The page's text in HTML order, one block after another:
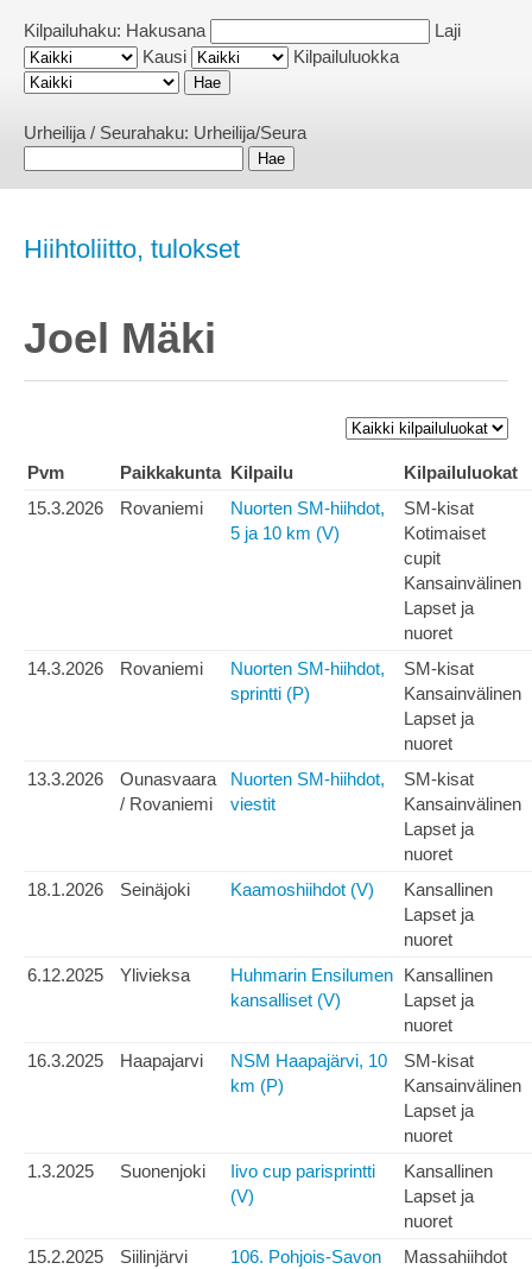
Kilpailuhaku: Hakusana
Laji
Kausi
Kilpailuluokka
Urheilija / Seurahaku: Urheilija/Seura
Hiihtoliitto, tulokset
Joel Mäki
Pvm Paikkakunta Kilpailu
Kilpailuluokat
15.3.2026
Rovaniemi
Nuorten SM-hiihdot,
5 ja 10 km (V)
SM-kisat
Kotimaiset
cupit
Kansainvälinen
Lapset ja
nuoret
14.3.2026
Rovaniemi
Nuorten SM-hiihdot,
sprintti (P)
SM-kisat
Kansainvälinen
Lapset ja
nuoret
13.3.2026
Ounasvaara
/ Rovaniemi
Nuorten SM-hiihdot,
viestit
SM-kisat
Kansainvälinen
Lapset ja
nuoret
18.1.2026
Seinäjoki Kaamoshiihdot (V)
Kansallinen
Lapset ja
nuoret
6.12.2025
Ylivieksa
Huhmarin Ensilumen
kansalliset (V)
Kansallinen
Lapset ja
nuoret
16.3.2025
Haapajarvi
NSM Haapajärvi, 10
km (P)
SM-kisat
Kansainvälinen
Lapset ja
nuoret
1.3.2025
Suonenjoki
Iivo cup parisprintti
(V)
Kansallinen
Lapset ja
nuoret
15.2.2025
Siilinjärvi
106. Pohjois-Savon
Massahiihdot